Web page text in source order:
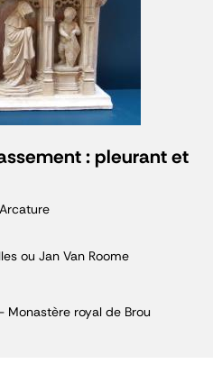
: pleurant et
Arcature
ou Jan Van Roome
Monastère royal de Brou